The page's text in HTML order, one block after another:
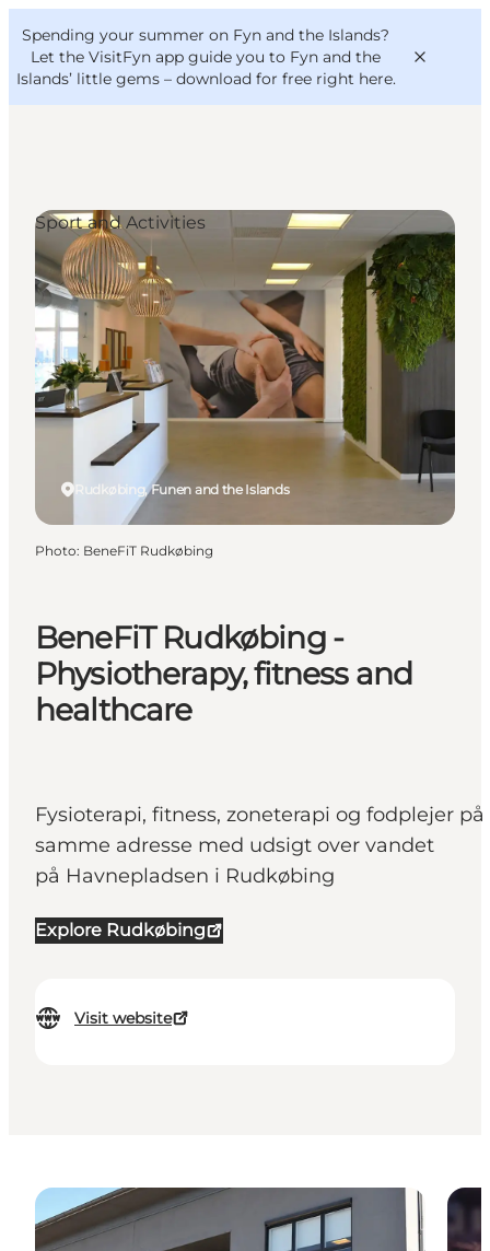
Spending your summer on Fyn and the Islands?
Let the VisitFyn app guide you to Fyn and the
Islands’ little gems – download for free right here.
Things to do
Outdoor and bike
Where to eat
Where to stay
VisitFyn
Deutsch
BeneFiT Rudkøbing -
Physiotherapy, fitness and
healthcare
Fysioterapi, fitness, zoneterapi og fodplejer på
samme adresse med udsigt over vandet
på Havnepladsen i Rudkøbing
Explore Rudkøbing
Visit website
Rudkøbing, Funen and the Islands
Sport and Activities
Photo: BeneFiT Rudkøbing